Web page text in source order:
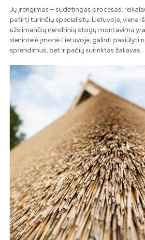
Jų įrengimas – sudėtingas procesas,
patirtį turinčių specialistų. Lietuvoje, viena
užsiimančių nendrinių stogų montavimu yra
vienintelė įmonė Lietuvoje, galinti pasiūlyti
sprendimus, bet ir pačių surinktas žaliavas.